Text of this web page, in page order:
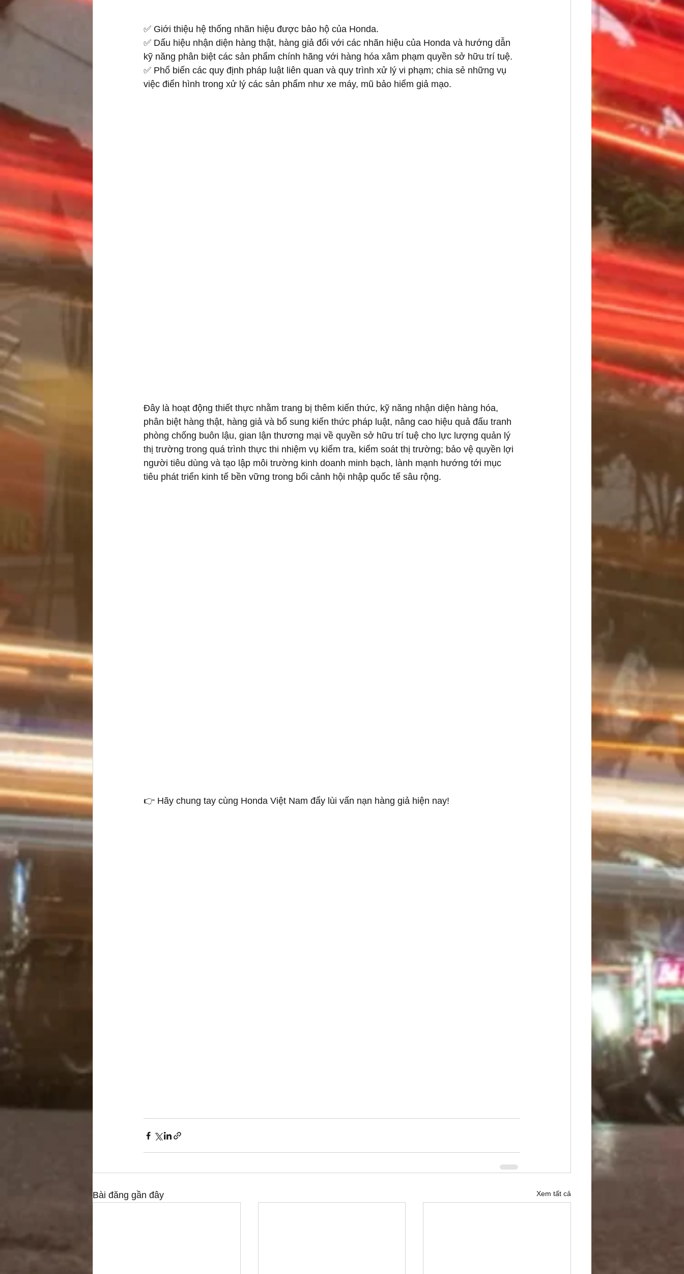
✅ Giới thiệu hệ thống nhãn hiệu được bảo hộ của Honda.
✅ Dấu hiệu nhận diện hàng thật, hàng giả đối với các nhãn hiệu của Honda và hướng dẫn
kỹ năng phân biệt các sản phẩm chính hãng với hàng hóa xâm phạm quyền sở hữu trí tuệ.
✅ Phổ biến các quy định pháp luật liên quan và quy trình xử lý vi phạm; chia sẻ những vụ
việc điển hình trong xử lý các sản phẩm như xe máy, mũ bảo hiểm giả mạo.
Đây là hoạt động thiết thực nhằm trang bị thêm kiến thức, kỹ năng nhận diện hàng hóa,
phân biệt hàng thật, hàng giả và bổ sung kiến thức pháp luật, nâng cao hiệu quả đấu tranh
phòng chống buôn lậu, gian lận thương mại về quyền sở hữu trí tuệ cho lực lượng quản lý
thị trường trong quá trình thực thi nhiệm vụ kiểm tra, kiểm soát thị trường; bảo vệ quyền lợi
người tiêu dùng và tạo lập môi trường kinh doanh minh bạch, lành mạnh hướng tới mục
tiêu phát triển kinh tế bền vững trong bối cảnh hội nhập quốc tế sâu rộng.
👉 Hãy chung tay cùng Honda Việt Nam đẩy lùi vấn nạn hàng giả hiện nay!
Bài đăng gần đây Xem tất cả